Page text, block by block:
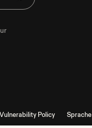
Vulnerability Policy Sprache